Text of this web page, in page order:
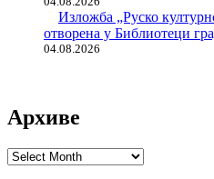
Изложба „Руско
отворена у Библиотеци
04.08.2026
Архиве
Архиве